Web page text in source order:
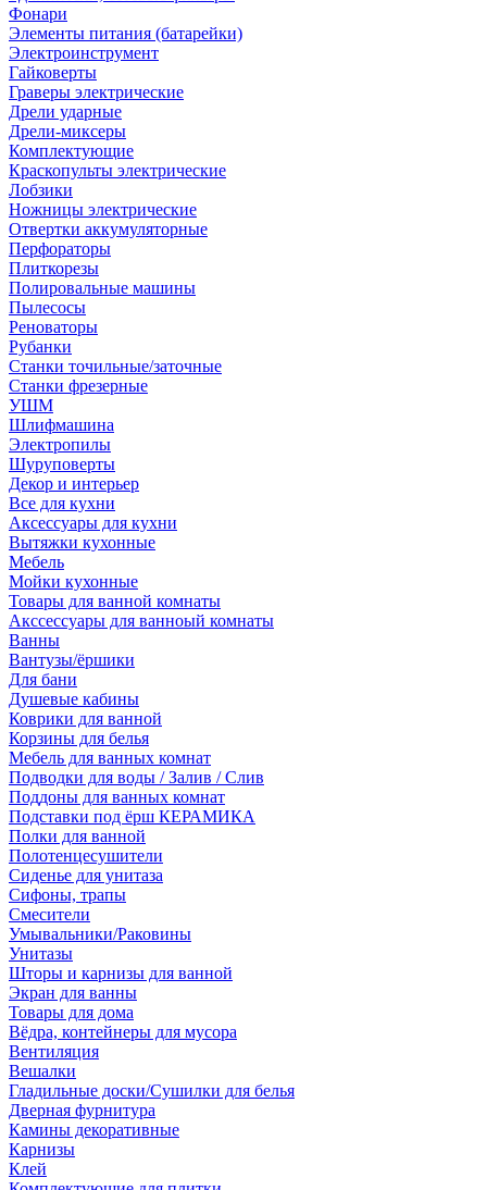
Фонари
Элементы питания (батарейки)
Электроинструмент
Гайковерты
Граверы электрические
Дрели ударные
Дрели-миксеры
Комплектующие
Краскопульты электрические
Лобзики
Ножницы электрические
Отвертки аккумуляторные
Перфораторы
Плиткорезы
Полировальные машины
Пылесосы
Реноваторы
Рубанки
Станки точильные/заточные
Станки фрезерные
УШМ
Шлифмашина
Электропилы
Шуруповерты
Декор и интерьер
Все для кухни
Аксессуары для кухни
Вытяжки кухонные
Мебель
Мойки кухонные
Товары для ванной комнаты
Акссессуары для ванноый комнаты
Ванны
Вантузы/ёршики
Для бани
Душевые кабины
Коврики для ванной
Корзины для белья
Мебель для ванных комнат
Подводки для воды / Залив / Слив
Поддоны для ванных комнат
Подставки под ёрш КЕРАМИКА
Полки для ванной
Полотенцесушители
Сиденье для унитаза
Сифоны, трапы
Смесители
Умывальники/Раковины
Унитазы
Шторы и карнизы для ванной
Экран для ванны
Товары для дома
Вёдра, контейнеры для мусора
Вентиляция
Вешалки
Гладильные доски/Сушилки для белья
Дверная фурнитура
Камины декоративные
Карнизы
Клей